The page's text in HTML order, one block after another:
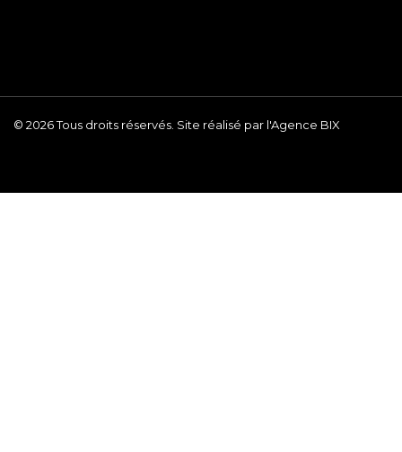
© 2026 Tous droits réservés. Site réalisé par l'Agence BIX